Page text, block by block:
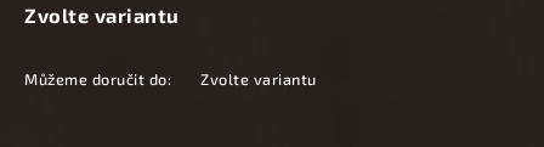
Zvolte variantu
Můžeme doručit do: Zvolte variantu